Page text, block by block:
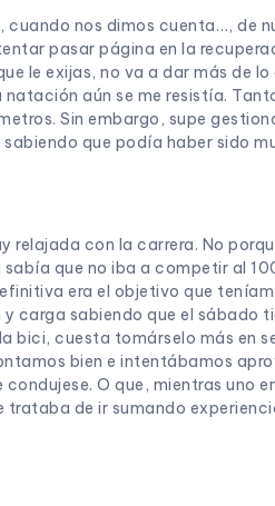
cuando nos dimos cuenta…, de
pasar página en la
le exijas, no va a dar más de
aún se me resistía.
Sin embargo, supe
que podía haber sido
relajada con la carrera. No
que no iba a competir al
era el objetivo que
carga sabiendo que el sábado
bici, cuesta tomárselo más en
bien e intentábamos
condujese. O que, mientras
trataba de ir sumando